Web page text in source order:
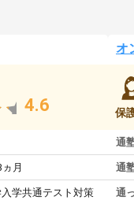
4.6
月
入学共通テスト対策
オ
保
通
通
通